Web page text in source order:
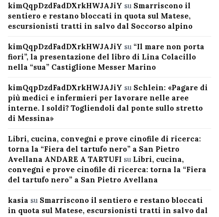
kimQqpDzdFadDXrkHWJAJiY su Smarriscono il
sentiero e restano bloccati in quota sul Matese,
escursionisti tratti in salvo dal Soccorso alpino
kimQqpDzdFadDXrkHWJAJiY su “Il mare non porta
fiori”, la presentazione del libro di Lina Colacillo
nella “sua” Castiglione Messer Marino
kimQqpDzdFadDXrkHWJAJiY su Schlein: «Pagare di
più medici e infermieri per lavorare nelle aree
interne. I soldi? Togliendoli dal ponte sullo stretto
di Messina»
Libri, cucina, convegni e prove cinofile di ricerca:
torna la “Fiera del tartufo nero” a San Pietro
Avellana ANDARE A TARTUFI su Libri, cucina,
convegni e prove cinofile di ricerca: torna la “Fiera
del tartufo nero” a San Pietro Avellana
kasia su Smarriscono il sentiero e restano bloccati
in quota sul Matese, escursionisti tratti in salvo dal